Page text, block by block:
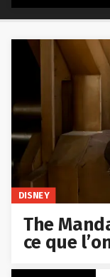
DISNEY
The
ce que